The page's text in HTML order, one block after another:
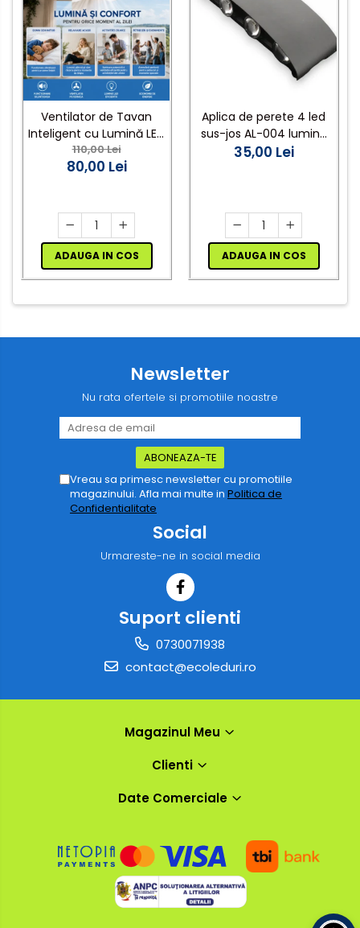
Ventilator de Tavan
Inteligent cu Lumină LED
și Telecomandă
110,00 Lei
80,00 Lei
ADAUGA IN COS
Aplica de perete 4 led
sus-jos AL-004 lumina
rece
35,00 Lei
ADAUGA IN COS
Newsletter
Nu rata ofertele si promotiile noastre
Vreau sa primesc newsletter cu promotiile
magazinului. Afla mai multe in Politica de
Confidentialitate
Social
Urmareste-ne in social media
Suport clienti
0730071938
contact@ecoleduri.ro
Magazinul Meu
Clienti
Date Comerciale